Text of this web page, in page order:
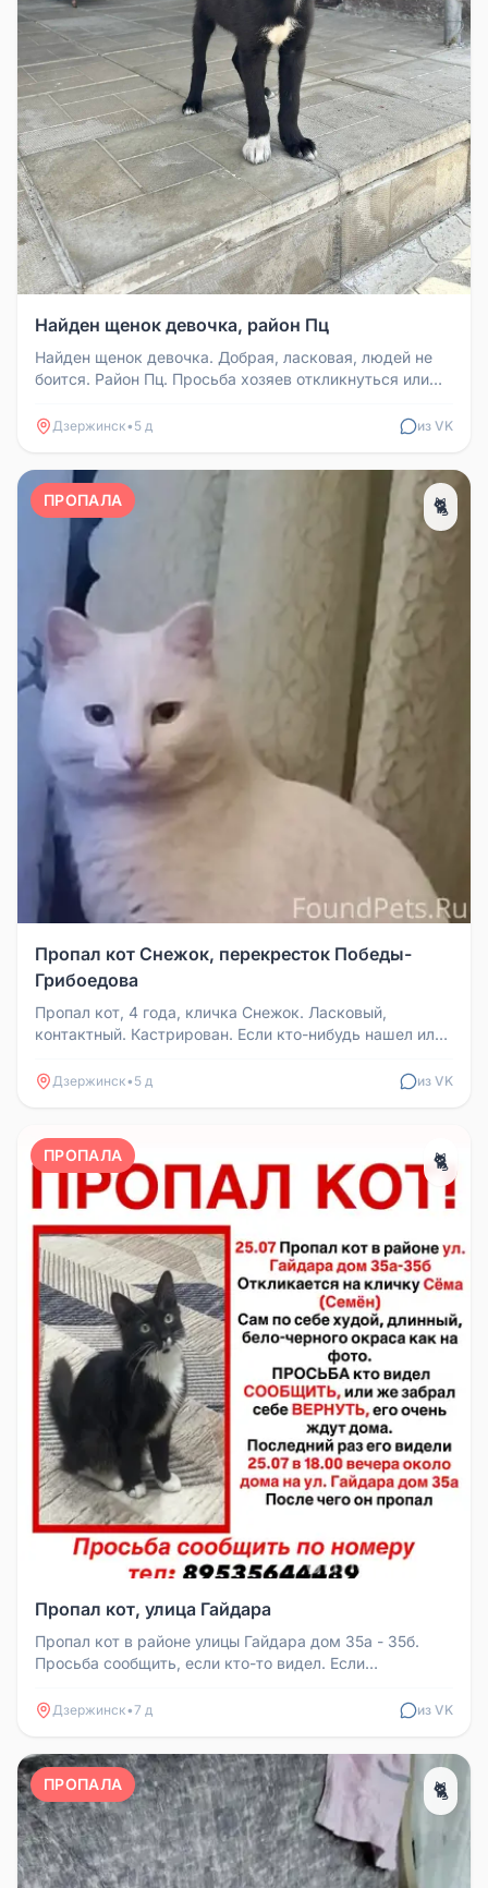
Найден щенок девочка, район Пц
Найден щенок девочка. Добрая, ласковая, людей не
боится. Район Пц. Просьба хозяев откликнуться или
Дзержинск• 5 д из VK
ПРОПАЛА 🐈
Пропал кот Снежок, перекресток Победы-
Грибоедова
Пропал кот, 4 года, кличка Снежок. Ласковый,
контактный. Кастрирован. Если кто-нибудь нашел или
Дзержинск• 5 д из VK
ПРОПАЛА 🐈
Пропал кот, улица Гайдара
Пропал кот в районе улицы Гайдара дом 35а - 35б.
Просьба сообщить, если кто-то видел. Если
Дзержинск•7 д из VK
ПРОПАЛА 🐈